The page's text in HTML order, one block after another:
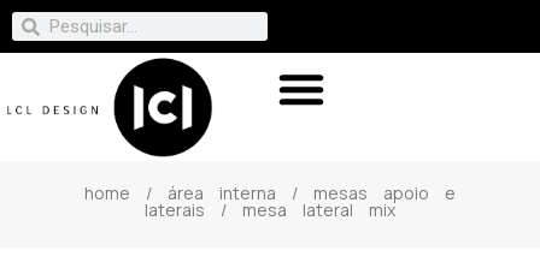
home / área interna / mesas apoio e
laterais / mesa lateral mix